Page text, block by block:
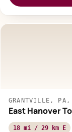
GRANTVILLE, PA,
East Hanover
18 mi / 29 km E